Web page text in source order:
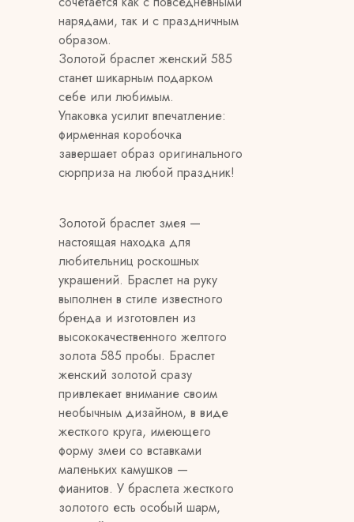
нарядами, так и с праздничным
образом.
Золотой браслет женский 585
станет шикарным подарком
себе или любимым.
Упаковка усилит впечатление:
фирменная коробочка
завершает образ оригинального
сюрприза на любой праздник!
Золотой браслет змея —
настоящая находка для
любительниц роскошных
украшений. Браслет на руку
выполнен в стиле известного
бренда и изготовлен из
высококачественного желтого
золота 585 пробы. Браслет
женский золотой сразу
привлекает внимание своим
необычным дизайном, в виде
жесткого круга, имеющего
форму змеи со вставками
маленьких камушков —
фианитов. У браслета жесткого
золотого есть особый шарм,